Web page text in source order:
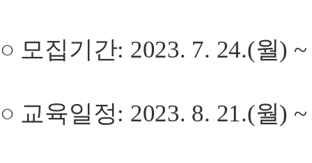
○ 모집기간: 2023. 7. 24.(월)
○ 교육일정: 2023. 8. 21.(월)